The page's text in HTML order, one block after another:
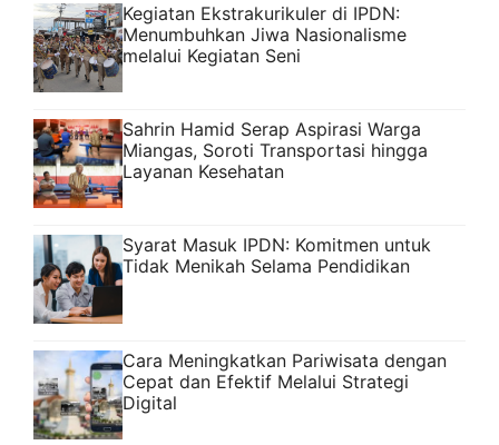
Kegiatan Ekstrakurikuler di IPDN:
Menumbuhkan Jiwa Nasionalisme
melalui Kegiatan Seni
Sahrin Hamid Serap Aspirasi Warga
Miangas, Soroti Transportasi hingga
Layanan Kesehatan
Syarat Masuk IPDN: Komitmen untuk
Tidak Menikah Selama Pendidikan
Cara Meningkatkan Pariwisata dengan
Cepat dan Efektif Melalui Strategi
Digital